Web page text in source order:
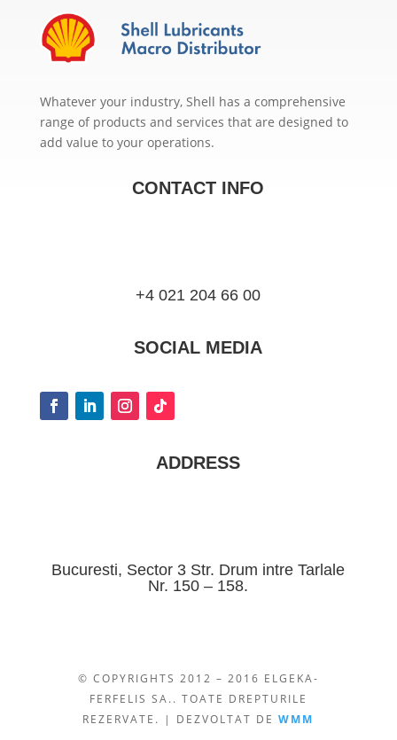
Whatever your industry, Shell has a comprehensive
range of products and services that are designed to
add value to your operations.
CONTACT INFO
+4 021 204 66 00
SOCIAL MEDIA
ADDRESS
Bucuresti, Sector 3 Str. Drum intre Tarlale
Nr. 150 – 158.
© COPYRIGHTS 2012 – 2016 ELGEKA-
FERFELIS SA.. TOATE DREPTURILE
REZERVATE. | DEZVOLTAT DEWMM